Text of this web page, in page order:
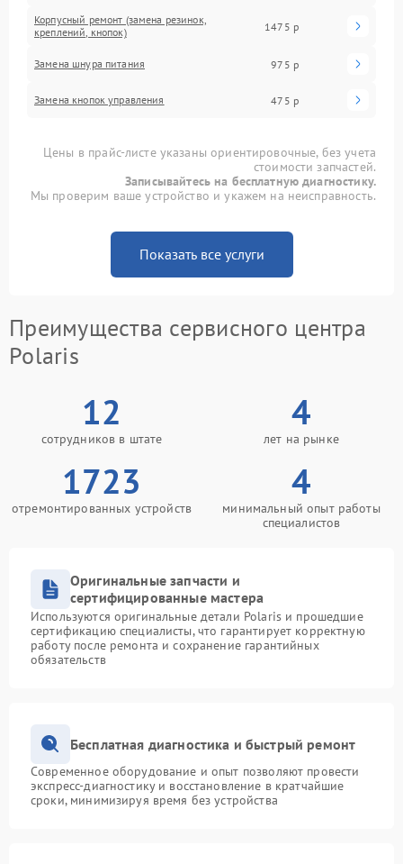
Корпусный ремонт (замена резинок,
креплений, кнопок)
1475 р
Замена шнура питания 975 р
Замена кнопок управления 475 р
Цены в прайс-листе указаны ориентировочные, без учета
стоимости запчастей.
Записывайтесь на бесплатную диагностику.
Мы проверим ваше устройство и укажем на неисправность.
Показать все услуги
Преимущества сервисного центра
Polaris
12
сотрудников в штате
4
лет на рынке
1723
отремонтированных устройств
4
минимальный опыт работы
специалистов
Оригинальные запчасти и
сертифицированные мастера
Используются оригинальные детали Polaris и прошедшие
сертификацию специалисты, что гарантирует корректную
работу после ремонта и сохранение гарантийных
обязательств
Бесплатная диагностика и быстрый ремонт
Современное оборудование и опыт позволяют провести
экспресс-диагностику и восстановление в кратчайшие
сроки, минимизируя время без устройства